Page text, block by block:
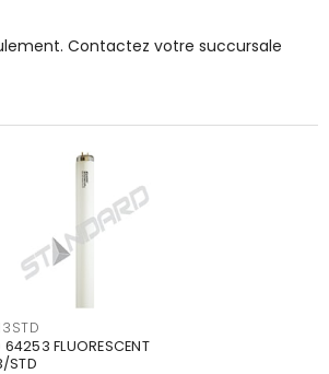
Contactez votre succursale
FLUORESCENT
STD